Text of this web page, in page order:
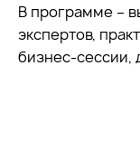
В программе –
экспертов,
бизнес-сессии,